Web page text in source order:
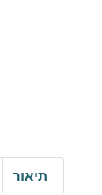
תיאור